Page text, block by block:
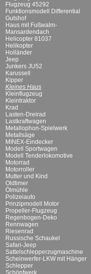
Flugzeug 45292
Funktionsmodell Differential
Gutshof
Haus mit Fußwalm-
Mansardendach
Helicopter 81037
Helikopter
Holländer
Jeep
Junkers JU52
Karussell
Kipper
Kleines Haus
Kleinflugzeug
Kleintraktor
Krad
Lasten-Dreirad
Lastkraftwagen
Metallophon-Spielwerk
Metallsäge
MINEX-Eindecker
Modell Sportwagen
Modell Tenderlokomotive
Motorrad
Motorroller
Mutter und Kind
Oldtimer
Ölmühle
Polizeiauto
Prinzipmodell Motor
Propeller-Flugzeug
Regenbogen-Deko
Rennwagen
Riesenrad
Russische Schaukel
Safari-Jeep
Sattelschlepperzugmaschine
Scheinwerfer-LKW mit Hänger
Schlepper
Schöpfwerk